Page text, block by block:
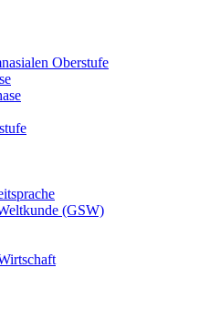
Oberstufe
(GSW)